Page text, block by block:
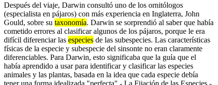
Después del viaje, Darwin consultó uno de los ornitólogos
(especialista en pájaros) con más experiencia en Inglaterra, John
Gould, sobre su taxonomía. Darwin se sorprendió al saber que había
cometido errores al clasificar algunos de los pájaros, porque le era
difícil diferenciar las especies de las subespecies. Las características
físicas de la especie y subespecie del sinsonte no eran claramente
diferenciables. Para Darwin, esto significaba que la guía que el
había aprendido a usar para identificar y clasificar las especies
animales y las plantas, basada en la idea que cada especie debía
tener una forma idealizada "perfecta" - La Fijación de las Especies -